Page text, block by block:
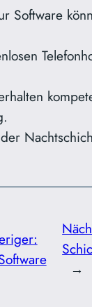
Software
→